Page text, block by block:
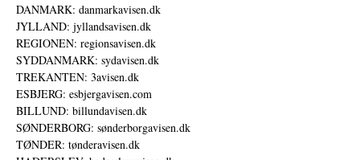
DANMARK: danmarkavisen.dk
JYLLAND: jyllandsavisen.dk
REGIONEN: regionsavisen.dk
SYDDANMARK: sydavisen.dk
TREKANTEN: 3avisen.dk
ESBJERG: esbjergavisen.com
BILLUND: billundavisen.dk
SØNDERBORG: sønderborgavisen.dk
TØNDER: tønderavisen.dk